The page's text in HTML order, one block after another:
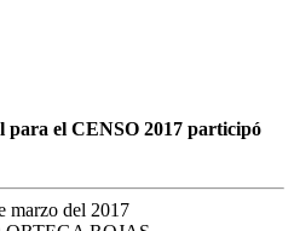
para el CENSO 2017 participó
marzo del 2017